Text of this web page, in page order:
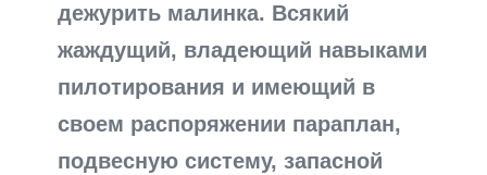
дежурить малинка. Всякий
жаждущий, владеющий навыками
пилотирования и имеющий в
своем распоряжении параплан,
подвесную систему, запасной